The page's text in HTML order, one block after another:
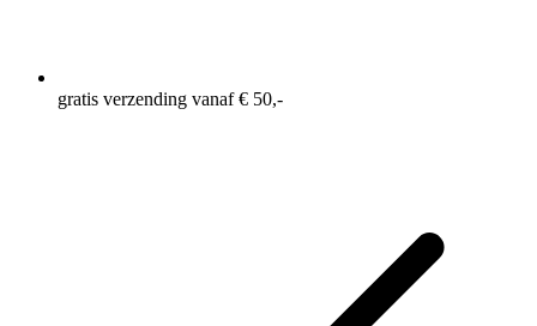
gratis verzending vanaf € 50,-